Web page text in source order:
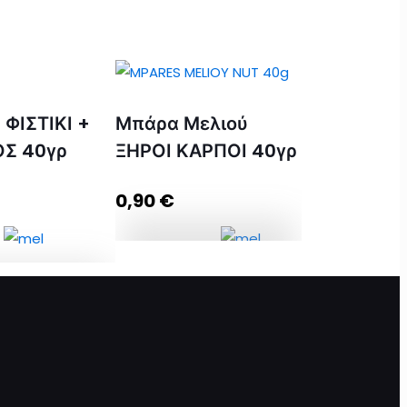
+
40γρ
Μπάρα Μελιού
ΞΗΡΟΙ ΚΑΡΠΟΙ 40γρ
0,90€